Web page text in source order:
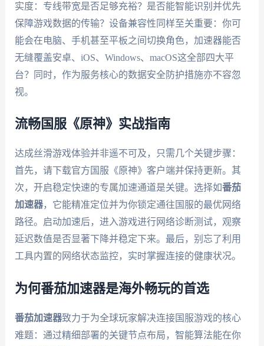
实度：专线带宽是否足够充裕？是否能智能识别并优先
保障游戏数据的传输？设备兼容性同样至关重要：你可
能会在电脑、手机甚至平板之间切换角色，加速器能否
无缝覆盖安卓、iOS、Windows、macOS这全部四大平
台？同时，作为服务核心的数据安全防护措施亦不容忽
视。
流畅国服《原神》实战指南
达成丝滑游戏体验并非遥不可及，只需几个关键步骤：
首先，请下载官方国服《原神》客户端并保持更新。其
次，开启稳定快速的专属加速通道是关键。选择如番茄
加速器，它能精准定位并为你锁定通往国服的最优网络
路径。启动加速后，进入游戏进行网络诊断测试，观察
延迟数值是否显著下降并稳定下来。最后，别忘了利用
工具内置的网络状态监控，实时掌握连接的健康状况。
为何番茄加速器是海外畅玩的首选
番茄加速器致力于为全球玩家解决连接国服游戏的核心
难题：通过精细部署的关键节点布局，智能算法能在你